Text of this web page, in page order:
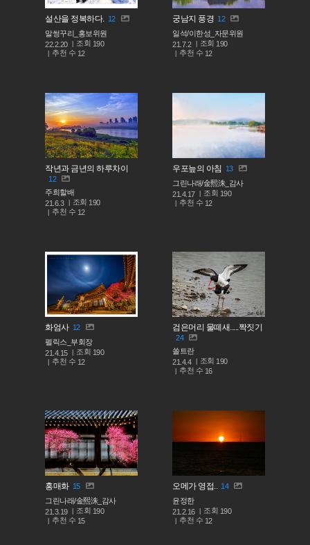
설산을 정복하다.
12
말썽꾸리_홍보위원
22.2.20
조회 190
추천 수 12
궁남지 풍경 12
일석/이한성_자문위원
21.7.2
조회 190
추천 수 12
작년과 금년의 하루차이
12
주희할배
21.6.3
조회 190
추천 수 12
우포늪의 아침 13
그린나래/金熙洙_감사
21.4.17
조회 190
추천 수 12
화엄사 12
펠릭스_부회장
21.4.15
조회 190
추천 수 12
검은머리 물떼새.....짝짓기
24
쏠트란
21.4.4
조회 190
추천 수 16
홍매화 15
그린나래/金熙洙_감사
21.3.19
조회 190
추천 수 15
오메가 영접..
14
윤정한
21.2.16
조회 190
추천 수 12